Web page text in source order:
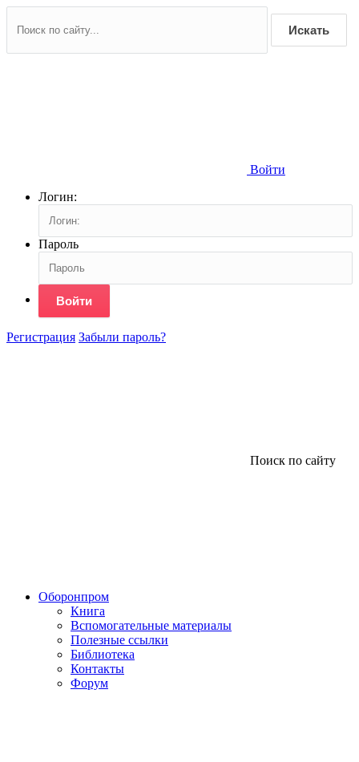
Искать
Войти
Логин:
Пароль
Войти
Регистрация Забыли пароль?
Поиск по сайту
Оборонпром
Книга
Вспомогательные материалы
Полезные ссылки
Библиотека
Контакты
Форум